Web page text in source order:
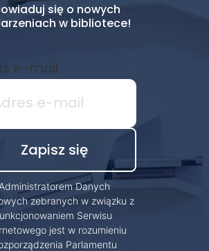
się o nowych
w bibliotece!
e-mail
Administratorem Danych
zebranych w związku z
Serwisu
jest w rozumieniu
Parlamentu